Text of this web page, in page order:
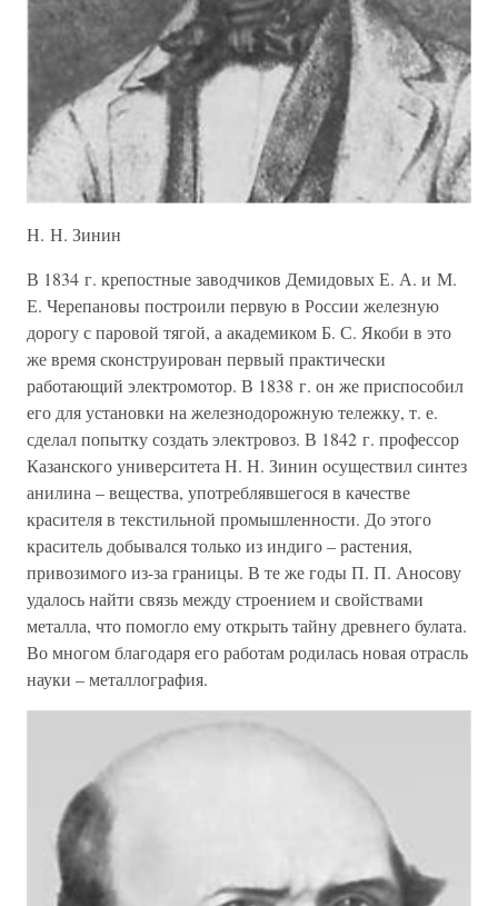
Н. Н. Зинин
В 1834 г. крепостные заводчиков Демидовых Е. А. и М.
Е. Черепановы построили первую в России железную
дорогу с паровой тягой, а академиком Б. С. Якоби в это
же время сконструирован первый практически
работающий электромотор. В 1838 г. он же приспособил
его для установки на железнодорожную тележку, т. е.
сделал попытку создать электровоз. В 1842 г. профессор
Казанского университета Н. Н. Зинин осуществил синтез
анилина – вещества, употреблявшегося в качестве
красителя в текстильной промышленности. До этого
краситель добывался только из индиго – растения,
привозимого из-за границы. В те же годы П. П. Аносову
удалось найти связь между строением и свойствами
металла, что помогло ему открыть тайну древнего булата.
Во многом благодаря его работам родилась новая отрасль
науки – металлография.